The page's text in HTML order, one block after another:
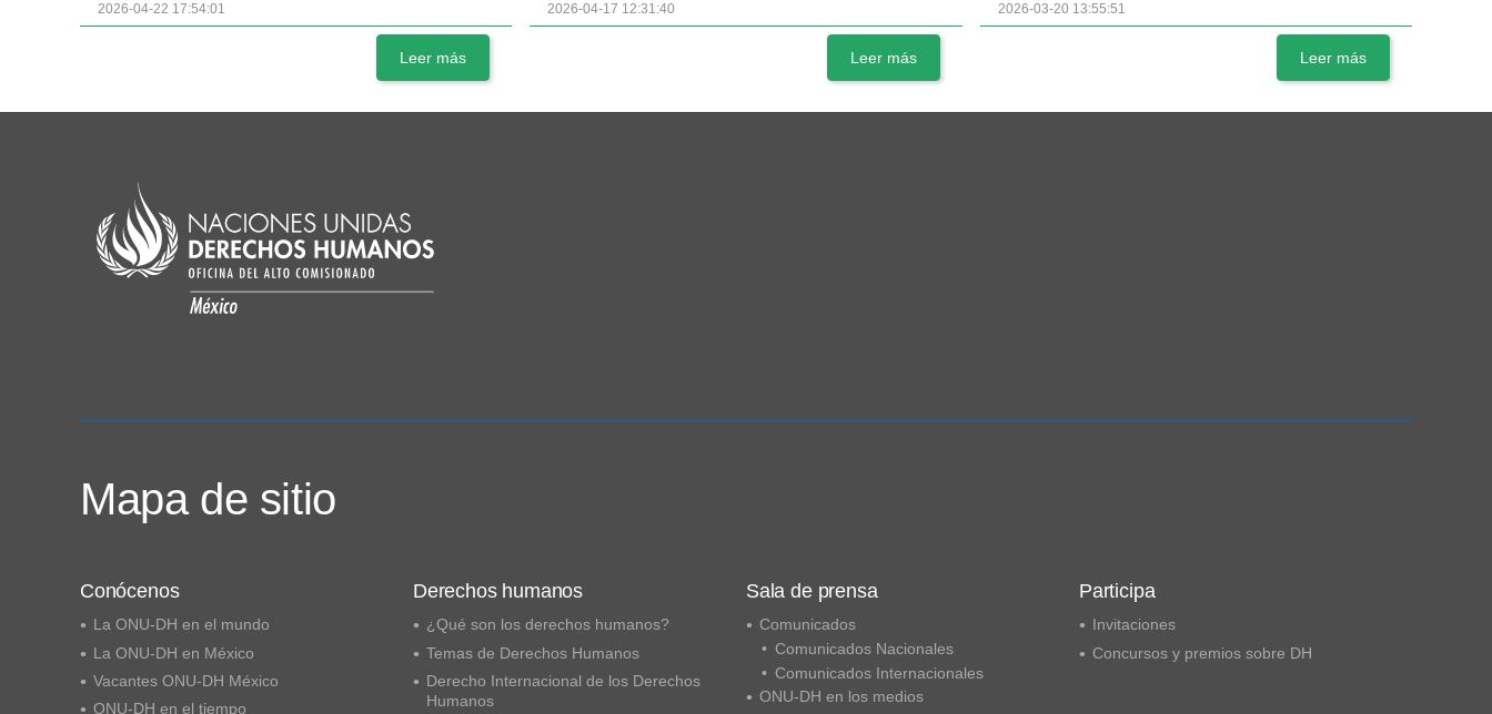
2026-04-22 17:54:01
Leer más
2026-04-17 12:31:40
Leer más
2026-03-20 13:55:51
Leer más
Mapa de sitio
Conócenos
La ONU-DH en el mundo
La ONU-DH en México
Vacantes ONU-DH México
ONU-DH en el tiempo
Derechos humanos
¿Qué son los derechos humanos?
Temas de Derechos Humanos
Derecho Internacional de los Derechos
Humanos
Sala de prensa
Comunicados
Comunicados Nacionales
Comunicados Internacionales
ONU-DH en los medios
Participa
Invitaciones
Concursos y premios sobre DH